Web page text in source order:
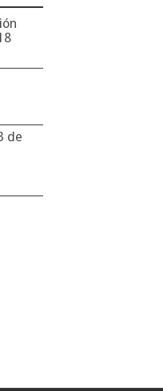
de